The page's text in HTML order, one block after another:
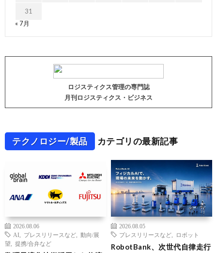
31
« 7月
ロジスティクス管理の専門誌
月刊ロジスティクス・ビジネス
テクノロジー/製品 カテゴリの最新記事
2026.08.06
AI
プレスリリースなど
動向/展
望
提携/合弁など
2026.08.05
プレスリリースなど
ロボット
RobotBank、次世代自律走行